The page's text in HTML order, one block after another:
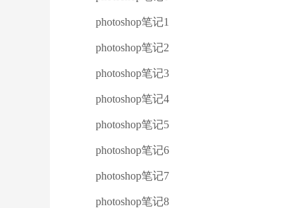
photoshop笔记1
photoshop笔记2
photoshop笔记3
photoshop笔记4
photoshop笔记5
photoshop笔记6
photoshop笔记7
photoshop笔记8